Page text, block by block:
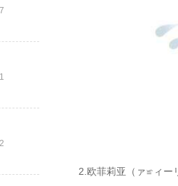
2.欧菲莉亚（ァ≌ィー